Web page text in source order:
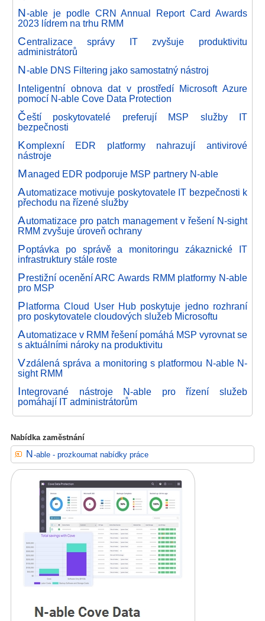
N-able je podle CRN Annual Report Card Awards
2023 lídrem na trhu RMM
Centralizace správy IT zvyšuje produktivitu
administrátorů
N-able DNS Filtering jako samostatný nástroj
Inteligentní obnova dat v prostředí Microsoft Azure
pomocí N-able Cove Data Protection
Čeští poskytovatelé preferují MSP služby IT
bezpečnosti
Komplexní EDR platformy nahrazují antivirové
nástroje
Managed EDR podporuje MSP partnery N-able
Automatizace motivuje poskytovatele IT bezpečnosti k
přechodu na řízené služby
Automatizace pro patch management v řešení N-sight
RMM zvyšuje úroveň ochrany
Poptávka po správě a monitoringu zákaznické IT
infrastruktury stále roste
Prestižní ocenění ARC Awards RMM platformy N-able
pro MSP
Platforma Cloud User Hub poskytuje jedno rozhraní
pro poskytovatele cloudových služeb Microsoftu
Automatizace v RMM řešení pomáhá MSP vyrovnat se
s aktuálními nároky na produktivitu
Vzdálená správa a monitoring s platformou N-able N-
sight RMM
Integrované nástroje N-able pro řízení služeb
pomáhají IT administrátorům
Nabídka zaměstnání
N-able - prozkoumat nabídky práce